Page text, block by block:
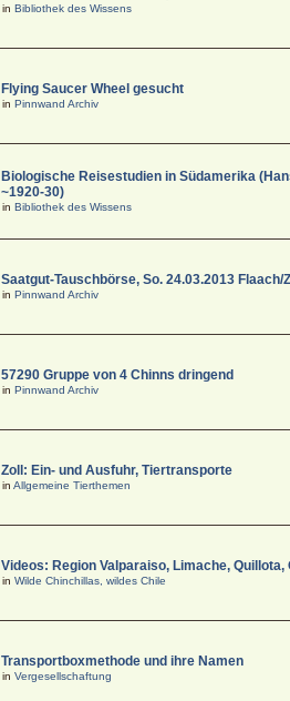
inBibliothek des Wissens
Flying Saucer Wheel gesucht
inPinnwand Archiv
Biologische Reisestudien in Südamerika
~1920-30)
inBibliothek des Wissens
Saatgut-Tauschbörse, So. 24.03.2013 Flaach/
inPinnwand Archiv
57290 Gruppe von 4 Chinns dringend
inPinnwand Archiv
Zoll: Ein- und Ausfuhr, Tiertransporte
inAllgemeine Tierthemen
Videos: Region Valparaiso, Limache, Quillota,
inWilde Chinchillas, wildes Chile
Transportboxmethode und ihre Namen
inVergesellschaftung